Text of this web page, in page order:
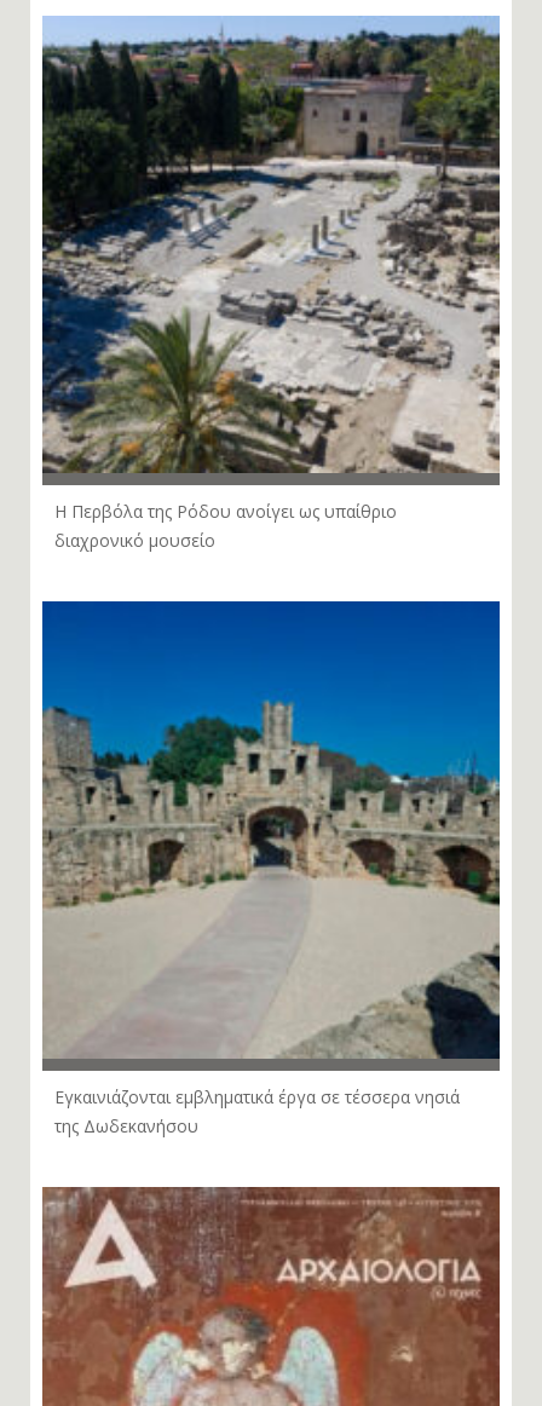
Η Περβόλα της Ρόδου ανοίγει ως υπαίθριο
διαχρονικό μουσείο
Εγκαινιάζονται εμβληματικά έργα σε τέσσερα νησιά
της Δωδεκανήσου